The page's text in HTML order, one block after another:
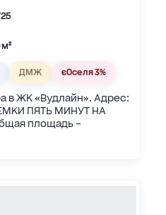
ДМЖ єОселя 3%
в ЖК «Вудлайн». Адрес:
ПЯТЬ МИНУТ НА
площадь –